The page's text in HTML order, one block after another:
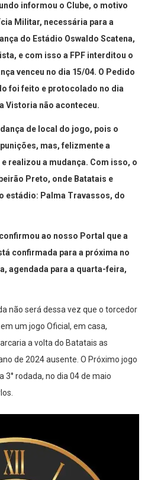
informou o Clube, o motivo
Militar, necessária para a
do Estádio Oswaldo Scatena,
e com isso a FPF interditou o
venceu no dia 15/04. O Pedido
foi feito e protocolado no dia
Vistoria não aconteceu.
de local do jogo, pois o
mas, felizmente a
realizou a mudança. Com isso, o
Preto, onde Batatais e
estádio: Palma Travassos, do
ao nosso Portal que a
confirmada para a próxima no
agendada para a quarta-feira,
não será dessa vez que o torcedor
um jogo Oficial, em casa,
a volta do Batatais as
de 2024 ausente. O Próximo jogo
3° rodada, no dia 04 de maio